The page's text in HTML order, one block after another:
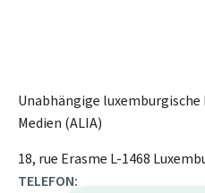
Unabhängige
Medien (ALIA)
ADRESSE:
18, rue Erasme L-1468
TELEFON: